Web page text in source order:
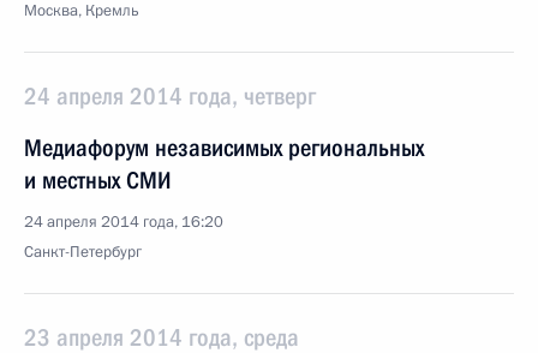
Москва, Кремль
24 апреля 2014 года, четверг
Медиафорум независимых региональных
и местных СМИ
24 апреля 2014 года, 16:20
Санкт-Петербург
23 апреля 2014 года, среда